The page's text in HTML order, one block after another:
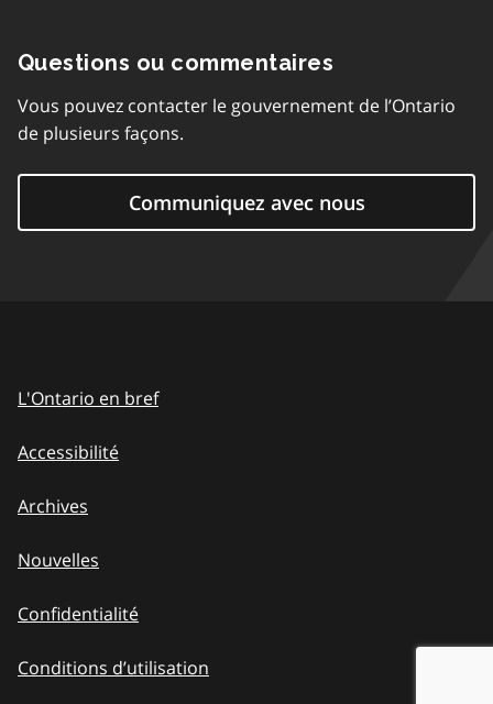
Questions ou commentaires
Vous pouvez contacter le gouvernement de l’Ontario
de plusieurs façons.
Communiquez avec nous
L'Ontario en bref
Accessibilité
Archives
Nouvelles
Confidentialité
Conditions d’utilisation